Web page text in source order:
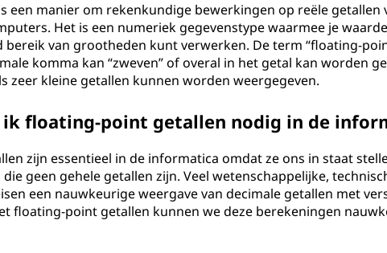
een manier om rekenkundige bewerkingen op reële getallen
Het is een numeriek gegevenstype waarmee je
bereik van grootheden kunt verwerken. De term “floating-
komma kan “zweven” of overal in het getal kan worden
zeer kleine getallen kunnen worden weergegeven.
ik floating-point getallen nodig in de
zijn essentieel in de informatica omdat ze ons in staat
geen gehele getallen zijn. Veel wetenschappelijke,
een nauwkeurige weergave van decimale getallen met
floating-point getallen kunnen we deze berekeningen